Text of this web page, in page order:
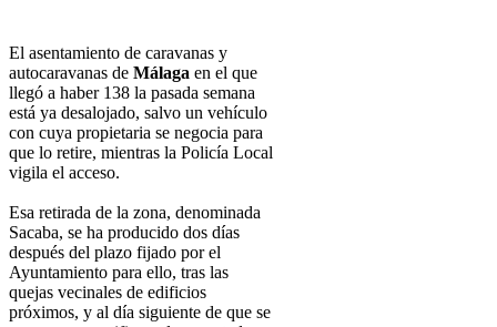
El asentamiento de caravanas y
autocaravanas de Málaga en el que
llegó a haber 138 la pasada semana
está ya desalojado, salvo un vehículo
con cuya propietaria se negocia para
que lo retire, mientras la Policía Local
vigila el acceso.
Esa retirada de la zona, denominada
Sacaba, se ha producido dos días
después del plazo fijado por el
Ayuntamiento para ello, tras las
quejas vecinales de edificios
próximos, y al día siguiente de que se